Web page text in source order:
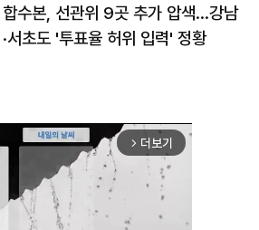
합수본, 선관위 9곳 추가 압색…강남
·서초도 '투표율 허위 입력' 정황
arrow_forward_ios 더보기